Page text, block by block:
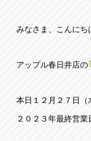
みなさま、こんにち
アップル春日井店の
本日１２月２７日（
２０２３年最終営業